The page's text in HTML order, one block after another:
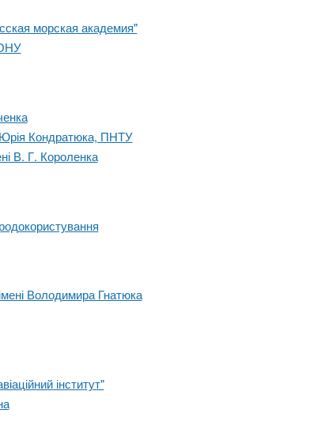
морская академия"
Юрія Кондратюка, ПНТУ
В. Г. Короленка
Володимира Гнатюка
інститут"